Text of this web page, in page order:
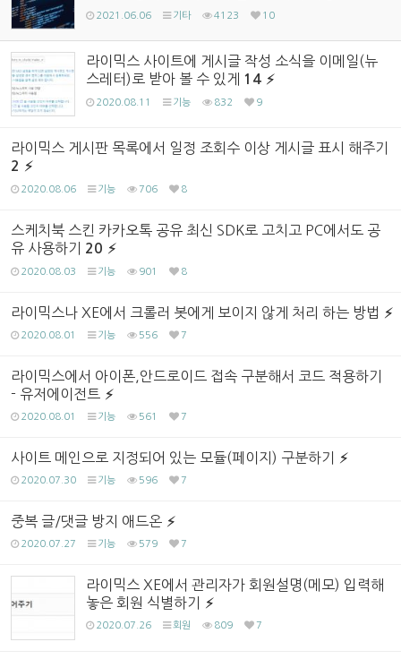
2021.06.06 기타 4123 10
라이믹스 사이트에 게시글 작성 소식을 이메일(뉴
스레터)로 받아 볼 수 있게
14
2020.08.11 기능 832 9
라이믹스 게시판 목록에서 일정 조회수 이상 게시글 표시 해주기
2
2020.08.06 기능 706 8
스케치북 스킨 카카오톡 공유 최신 SDK로 고치고 PC에서도 공
유 사용하기
20
2020.08.03 기능 901 8
라이믹스나 XE에서 크롤러 봇에게 보이지 않게 처리 하는 방법
2020.08.01 기능 556 7
라이믹스에서 아이폰,안드로이드 접속 구분해서 코드 적용하기
- 유저에이전트
2020.08.01 기능 561 7
사이트 메인으로 지정되어 있는 모듈(페이지) 구분하기
2020.07.30 기능 596 7
중복 글/댓글 방지 애드온
2020.07.27 기능 579 7
라이믹스 XE에서 관리자가 회원설명(메모) 입력해
놓은 회원 식별하기
2020.07.26 회원 809 7